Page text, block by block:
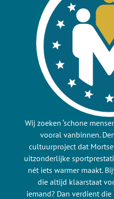
Wij zoeken ‘schone
vooral vanbinnen.
cultuurproject dat
uitzonderlijke
nét iets warmer maakt.
die altijd klaarstaat
iemand? Dan verdient